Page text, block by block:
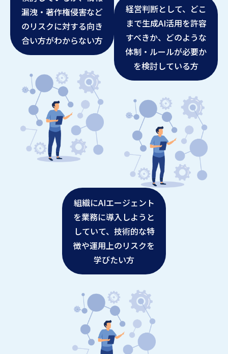
漏洩・著作権侵害など
のリスクに対する向き
合い方がわからない方
経営判断として、どこ
まで生成AI活用を許容
すべきか、どのような
体制・ルールが必要か
を検討している方
組織にAIエージェント
を業務に導入しようと
していて、技術的な特
徴や運用上のリスクを
学びたい方